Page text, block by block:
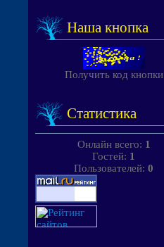
Наша кнопка
Получить код кнопки
Статистика
Онлайн всего: 1
Гостей: 1
Пользователей: 0